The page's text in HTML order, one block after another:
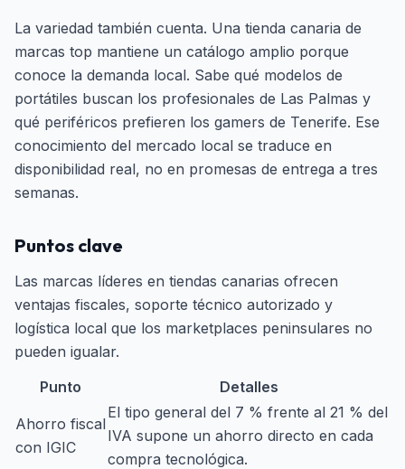
La variedad también cuenta. Una tienda canaria de
marcas top mantiene un catálogo amplio porque
conoce la demanda local. Sabe qué modelos de
portátiles buscan los profesionales de Las Palmas y
qué periféricos prefieren los gamers de Tenerife. Ese
conocimiento del mercado local se traduce en
disponibilidad real, no en promesas de entrega a tres
semanas.
Puntos clave
Las marcas líderes en tiendas canarias ofrecen
ventajas fiscales, soporte técnico autorizado y
logística local que los marketplaces peninsulares no
pueden igualar.
Punto
Detalles
Ahorro fiscal
con IGIC
El tipo general del 7 % frente al 21 % del
IVA supone un ahorro directo en cada
compra tecnológica.